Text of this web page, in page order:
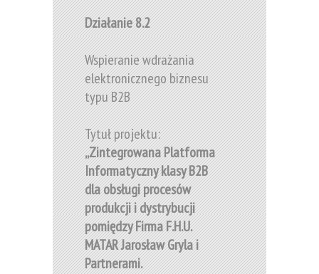
Działanie 8.2
Wspieranie wdrażania
elektronicznego biznesu
typu B2B
Tytuł projektu:
„Zintegrowana Platforma
Informatyczny klasy B2B
dla obsługi procesów
produkcji i dystrybucji
pomiędzy Firma F.H.U.
MATAR Jarosław Gryla i
Partnerami.